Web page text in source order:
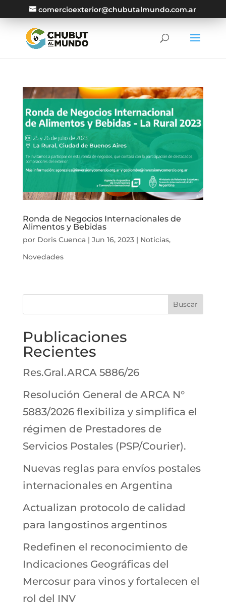
comercioexterior@chubutalmundo.com.ar
Ronda de Negocios Internacionales de
Alimentos y Bebidas
por Doris Cuenca| Jun 16, 2023| Noticias,
Novedades
Buscar
Publicaciones
Recientes
Res.Gral.ARCA 5886/26
Resolución General de ARCA N°
5883/2026 flexibiliza y simplifica el
régimen de Prestadores de
Servicios Postales (PSP/Courier).
Nuevas reglas para envíos postales
internacionales en Argentina
Actualizan protocolo de calidad
para langostinos argentinos
Redefinen el reconocimiento de
Indicaciones Geográficas del
Mercosur para vinos y fortalecen el
rol del INV